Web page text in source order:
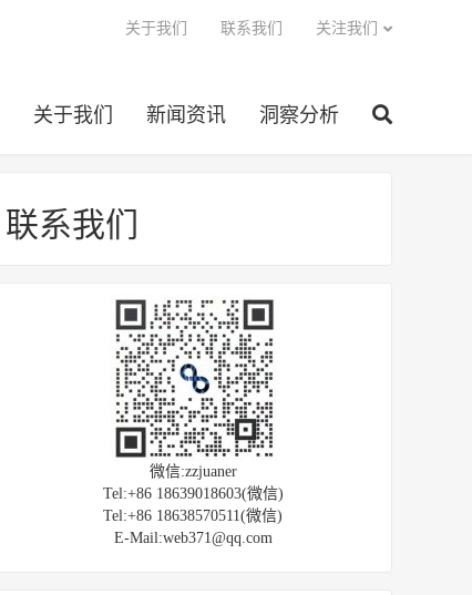
关于我们 新闻资讯 洞察分析
关于我们 联系我们 关注我们
联系我们
微信:zzjuaner
Tel:+86 18639018603(微信)
Tel:+86 18638570511(微信)
E-Mail:web371@qq.com